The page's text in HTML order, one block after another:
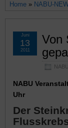
Home » NABU-
Von
Juni
13
2011
NABU
Uhr
Der